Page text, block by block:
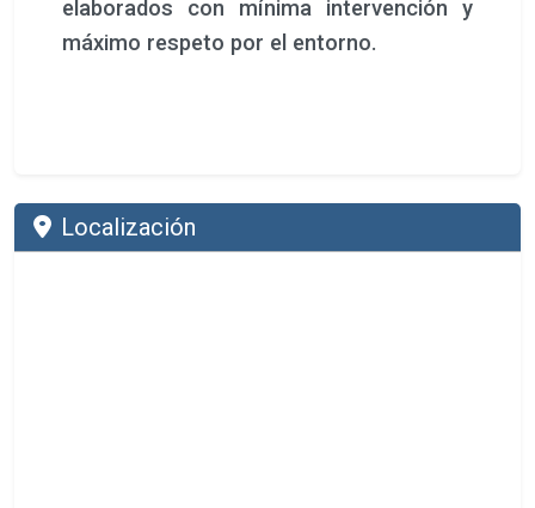
elaborados con mínima intervención y
máximo respeto por el entorno.
Localización